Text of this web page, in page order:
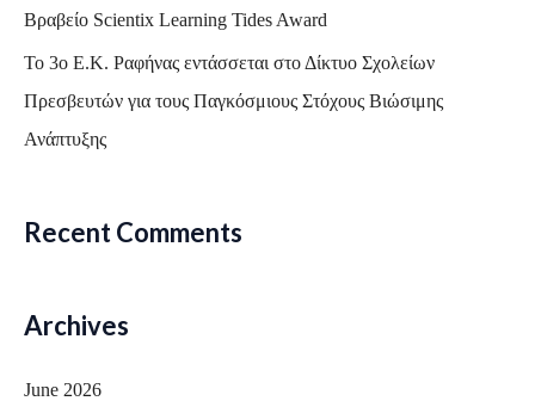
Βραβείο Scientix Learning Tides Award
Το 3ο Ε.Κ. Ραφήνας εντάσσεται στο Δίκτυο Σχολείων
Πρεσβευτών για τους Παγκόσμιους Στόχους Βιώσιμης
Ανάπτυξης
Recent Comments
Archives
June 2026